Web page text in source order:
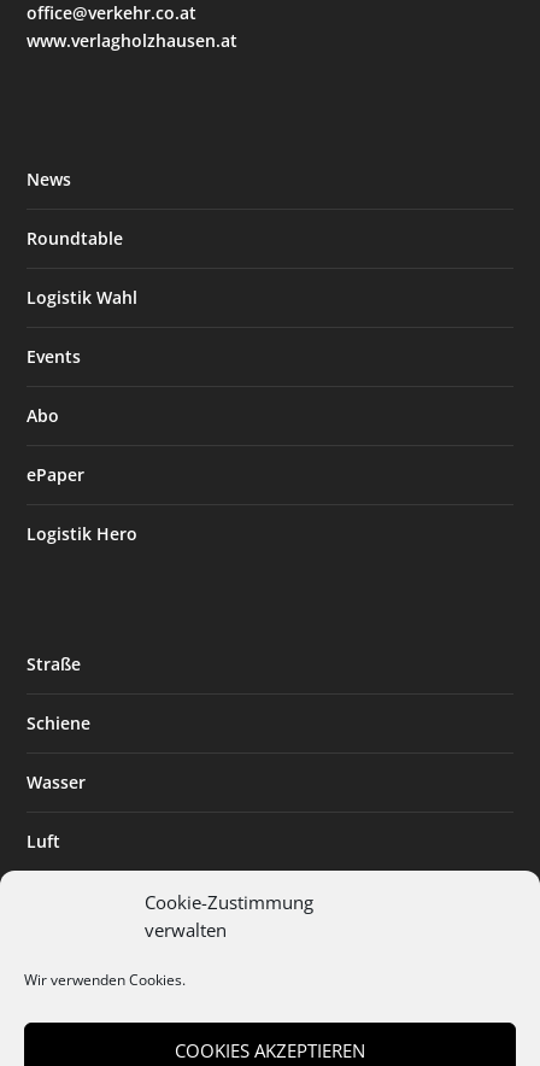
Cookie-Zustimmung
verwalten
Wir verwenden Cookies.
COOKIES AKZEPTIEREN
office@verkehr.co.at
www.verlagholzhausen.at
News
Roundtable
Logistik Wahl
Events
Abo
ePaper
Logistik Hero
Straße
Schiene
Wasser
Luft
Digitalisierung